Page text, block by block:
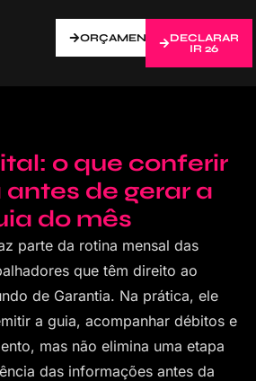
ORÇAMENTO
DECLARAR
IR 26
o que conferir
de gerar a
do mês
parte da rotina mensal das
que têm direito ao
de Garantia. Na prática, ele
a guia, acompanhar débitos e
mas não elimina uma etapa
das informações antes da